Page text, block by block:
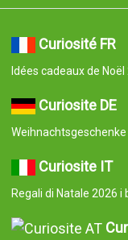
Curiosité FR
Idées cadeaux de
Curiosite DE
Curiosite IT
Regali di Natale 2026 i